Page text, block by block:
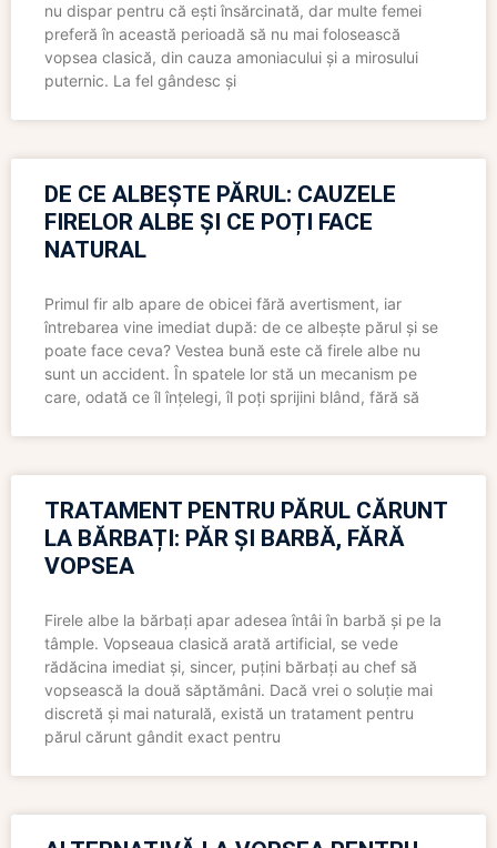
nu dispar pentru că ești însărcinată, dar multe femei
preferă în această perioadă să nu mai folosească
vopsea clasică, din cauza amoniacului și a mirosului
puternic. La fel gândesc și
DE CE ALBEȘTE PĂRUL: CAUZELE
FIRELOR ALBE ȘI CE POȚI FACE
NATURAL
Primul fir alb apare de obicei fără avertisment, iar
întrebarea vine imediat după: de ce albește părul și se
poate face ceva? Vestea bună este că firele albe nu
sunt un accident. În spatele lor stă un mecanism pe
care, odată ce îl înțelegi, îl poți sprijini blând, fără să
TRATAMENT PENTRU PĂRUL CĂRUNT
LA BĂRBAȚI: PĂR ȘI BARBĂ, FĂRĂ
VOPSEA
Firele albe la bărbați apar adesea întâi în barbă și pe la
tâmple. Vopseaua clasică arată artificial, se vede
rădăcina imediat și, sincer, puțini bărbați au chef să
vopsească la două săptămâni. Dacă vrei o soluție mai
discretă și mai naturală, există un tratament pentru
părul cărunt gândit exact pentru